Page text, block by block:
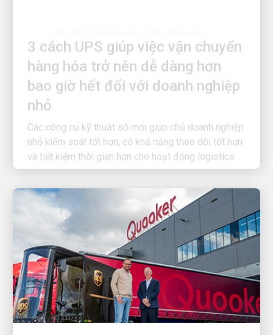
hàng hóa trở nên dễ dàng hơn
bao giờ hết đối với doanh nghiệp
nhỏ
Các công cụ kỹ thuật số mới giúp chủ doanh nghiệp
nhỏ kiểm soát tốt hơn, có khả năng theo dõi tốt hơn
và tiết kiệm thời gian hơn cho hoạt động logistics.